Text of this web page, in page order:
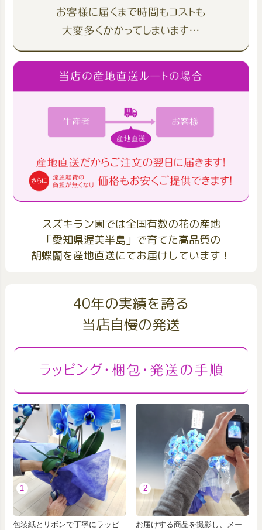
スズキラン園では全国有数の花の産地
「愛知県渥美半島」で育てた高品質の
胡蝶蘭を産地直送にてお届けしています！
40年の実績を誇る
当店自慢の発送
1
包装紙とリボンで丁寧にラッピ
2
お届けする商品を撮影し、メー